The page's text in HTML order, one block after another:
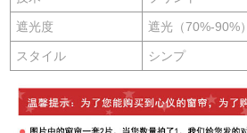
遮光度 遮光（70%-90%）
スタイル シンプ